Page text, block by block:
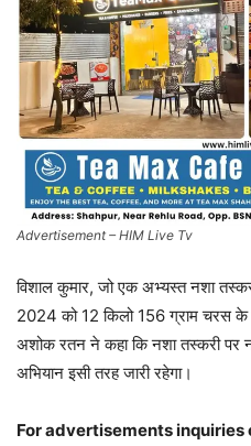
Advertisement – HIM Live Tv
विशाल कुमार, जो एक अभ्यस्त नशा
2024 को 12 किलो 156 ग्राम चरस के
अशोक रतन ने कहा कि नशा तस्करी
अभियान इसी तरह जारी रहेगा।
For advertisements inquiries